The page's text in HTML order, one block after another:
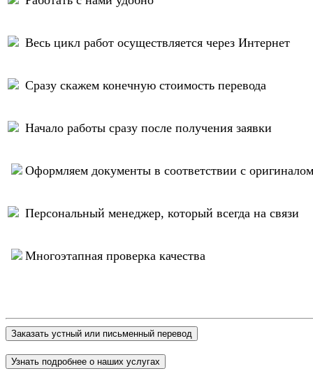
Весь цикл работ осуществляется через Интернет
Сразу скажем конечную стоимость перевода
Начало работы сразу после получения заявки
Оформляем документы в соответствии с оригиналом
Персональный менеджер, который всегда на связи
Многоэтапная проверка качества